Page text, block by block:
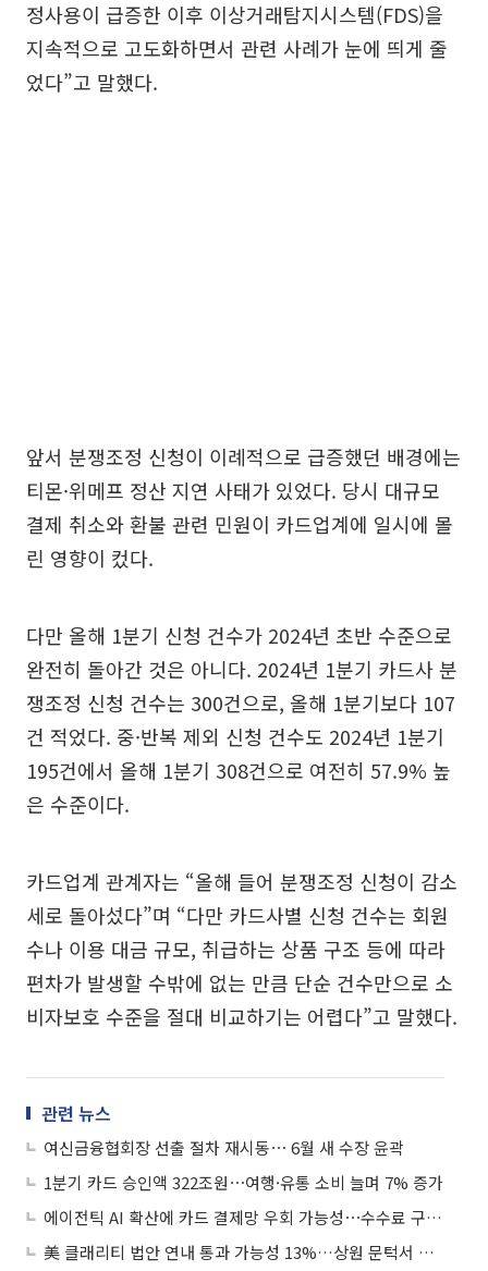
정사용이 급증한 이후 이상거래탐지시스템(FDS)을
지속적으로 고도화하면서 관련 사례가 눈에 띄게 줄
었다”고 말했다.
앞서 분쟁조정 신청이 이례적으로 급증했던 배경에는
티몬·위메프 정산 지연 사태가 있었다. 당시 대규모
결제 취소와 환불 관련 민원이 카드업계에 일시에 몰
린 영향이 컸다.
다만 올해 1분기 신청 건수가 2024년 초반 수준으로
완전히 돌아간 것은 아니다. 2024년 1분기 카드사 분
쟁조정 신청 건수는 300건으로, 올해 1분기보다 107
건 적었다. 중·반복 제외 신청 건수도 2024년 1분기
195건에서 올해 1분기 308건으로 여전히 57.9% 높
은 수준이다.
카드업계 관계자는 “올해 들어 분쟁조정 신청이 감소
세로 돌아섰다”며 “다만 카드사별 신청 건수는 회원
수나 이용 대금 규모, 취급하는 상품 구조 등에 따라
편차가 발생할 수밖에 없는 만큼 단순 건수만으로 소
비자보호 수준을 절대 비교하기는 어렵다”고 말했다.
관련 뉴스
여신금융협회장 선출 절차 재시동⋯ 6월 새 수장 윤곽
1분기 카드 승인액 322조원⋯여행·유통 소비 늘며 7% 증가
에이전틱 AI 확산에 카드 결제망 우회 가능성⋯수수료 구조 흔드나
美 클래리티 법안 연내 통과 가능성 13%…상원 문턱서 제동